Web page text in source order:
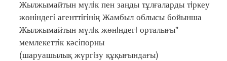
Жылжымайтын мүлiк пен заңды тұлғаларды тiркеу
жөнiндегi агенттiгiнiң Жамбыл облысы бойынша
Жылжымайтын мүлiк жөнiндегi орталығы"
мемлекеттiк кәсiпорны
(шаруашылық жүргiзу құқығындағы)